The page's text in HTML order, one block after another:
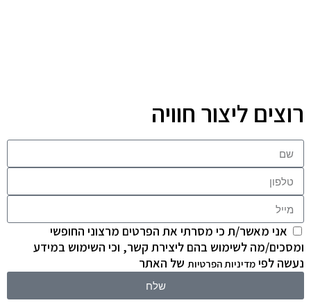
רוצים ליצור חוויה
אני מאשר/ת כי מסרתי את הפרטים מרצוני החופשי
ומסכים/מה לשימוש בהם ליצירת קשר, וכי השימוש במידע
נעשה לפי מדיניות הפרטיות של האתר
שלח